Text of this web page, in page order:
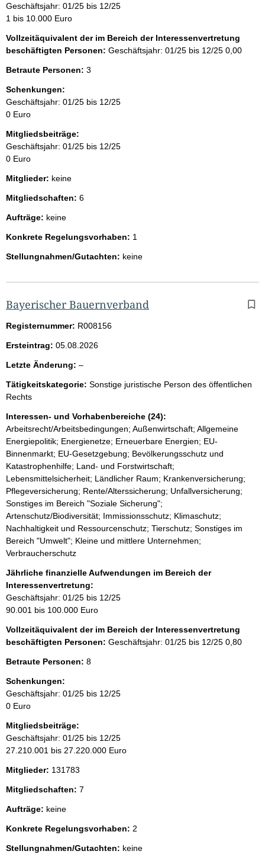
Geschäftsjahr: 01/25 bis 12/25
1 bis 10.000 Euro
Vollzeitäquivalent der im Bereich der Interessenvertretung
beschäftigten Personen: Geschäftsjahr: 01/25 bis 12/25 0,00
Betraute Personen: 3
Schenkungen:
Geschäftsjahr: 01/25 bis 12/25
0 Euro
Mitgliedsbeiträge:
Geschäftsjahr: 01/25 bis 12/25
0 Euro
Mitglieder: keine
Mitgliedschaften: 6
Aufträge: keine
Konkrete Regelungsvorhaben: 1
Stellungnahmen/Gutachten: keine
Bayerischer Bauernverband
Registernummer: R008156
Ersteintrag: 05.08.2026
Letzte Änderung: –l
e
Tätigkeitskategorie: Sonstige juristische Person des öffentlichen
Rechts
Interessen- und Vorhabenbereiche (24):
Arbeitsrecht/Arbeitsbedingungen; Außenwirtschaft; Allgemeine
Energiepolitik; Energienetze; Erneuerbare Energien; EU-
Binnenmarkt; EU-Gesetzgebung; Bevölkerungsschutz und
Katastrophenhilfe; Land- und Forstwirtschaft;
Lebensmittelsicherheit; Ländlicher Raum; Krankenversicherung;
Pflegeversicherung; Rente/Alterssicherung; Unfallversicherung;
Sonstiges im Bereich "Soziale Sicherung";
Artenschutz/Biodiversität; Immissionsschutz; Klimaschutz;
Nachhaltigkeit und Ressourcenschutz; Tierschutz; Sonstiges im
Bereich "Umwelt"; Kleine und mittlere Unternehmen;
Verbraucherschutz
Jährliche finanzielle Aufwendungen im Bereich der
Interessenvertretung:
Geschäftsjahr: 01/25 bis 12/25
90.001 bis 100.000 Euro
Vollzeitäquivalent der im Bereich der Interessenvertretung
beschäftigten Personen: Geschäftsjahr: 01/25 bis 12/25 0,80
Betraute Personen: 8
Schenkungen:
Geschäftsjahr: 01/25 bis 12/25
0 Euro
Mitgliedsbeiträge:
Geschäftsjahr: 01/25 bis 12/25
27.210.001 bis 27.220.000 Euro
Mitglieder: 131783
Mitgliedschaften: 7
Aufträge: keine
Konkrete Regelungsvorhaben: 2
Stellungnahmen/Gutachten: keine